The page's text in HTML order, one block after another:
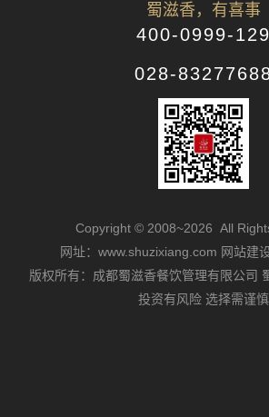
蜀滋香，有喜事
400-0999-129
028-
Copyright © 2008~2026 All
网址：www.shuzixiang.com 网站建
版权所有：成都蜀滋香餐饮管理有限公司
投资有风险 选择需谨慎